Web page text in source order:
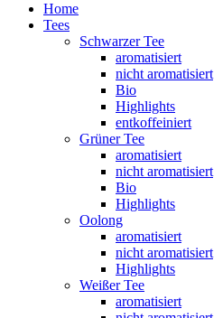
Home
Tees
Schwarzer Tee
aromatisiert
nicht aromatisiert
Bio
Highlights
entkoffeiniert
Grüner Tee
aromatisiert
nicht aromatisiert
Bio
Highlights
Oolong
aromatisiert
nicht aromatisiert
Highlights
Weißer Tee
aromatisiert